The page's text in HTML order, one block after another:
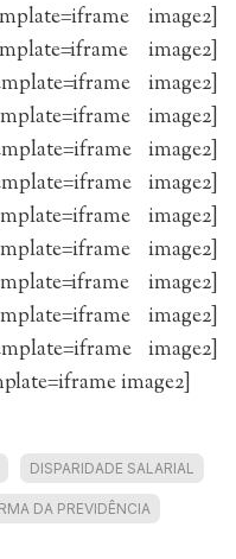
image2]
image2]
image2]
image2]
image2]
image2]
image2]
image2]
image2]
image2]
image2]
image2]
DISPARIDADE SALARIAL
DA PREVIDÊNCIA